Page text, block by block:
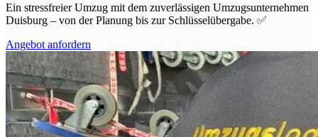
Ein stressfreier Umzug mit dem zuverlässigen Umzugsunternehmen
Duisburg – von der Planung bis zur Schlüsselübergabe. ✅
Angebot anfordern